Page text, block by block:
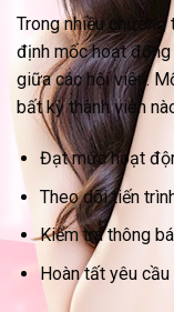
Trong nhiều chương
định mốc hoạt
giữa các hội viên.
bất kỳ thành viên
Đạt mức hoạt
Theo dõi tiến
Kiểm tra thông
Hoàn tất yêu